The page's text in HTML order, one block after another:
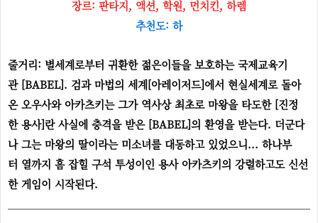
장르: 판타지, 액션, 학원, 먼치킨, 하렘
추천도: 하
줄거리: 별세계로부터 귀환한 젊은이들을 보호하는 국제교육기
관 [BABEL]. 검과 마법의 세계[아레이저드]에서 현실세계로 돌아
온 오우사와 아카츠키는 그가 역사상 최초로 마왕을 타도한 [진정
한 용사]란 사실에 충격을 받은 [BABEL]의 환영을 받는다. 더군다
나 그는 마왕의 딸이라는 미소녀를 대동하고 있었으니... 하나부
터 열까지 흠 잡힐 구석 투성이인 용사 아카츠키의 강렬하고도 신선
한 게임이 시작된다.